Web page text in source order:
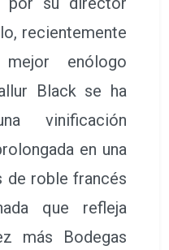
recientemente
enólogo
Black se ha
vinificación
en una
de roble francés
que refleja
más Bodegas